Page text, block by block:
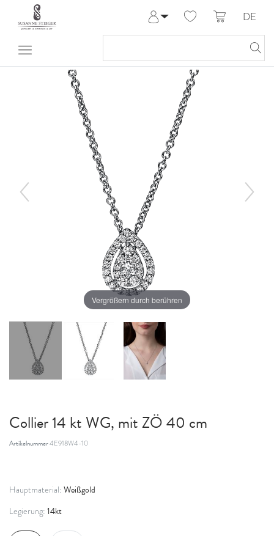
Anmelden
Meine Bestellungen
Hilfe & Kontakt
DE
Vergrößern durch berühren
Collier 14 kt WG, mit ZÖ 40 cm
Artikelnummer4E918W4-10
Hauptmaterial: Weißgold
Legierung: 14kt